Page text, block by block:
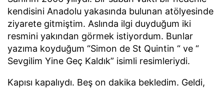
kendisini Anadolu yakasında bulunan atölyesinde
ziyarete gitmiştim. Aslında ilgi duyduğum iki
resmini yakından görmek istiyordum. Bunlar
yazıma koyduğum “Simon de St Quintin “ ve “
Sevgilim Yine Geç Kaldık” isimli resimleriydi.
Kapısı kapalıydı. Beş on dakika bekledim. Geldi,